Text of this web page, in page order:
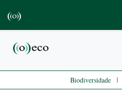
Biodiversidade |